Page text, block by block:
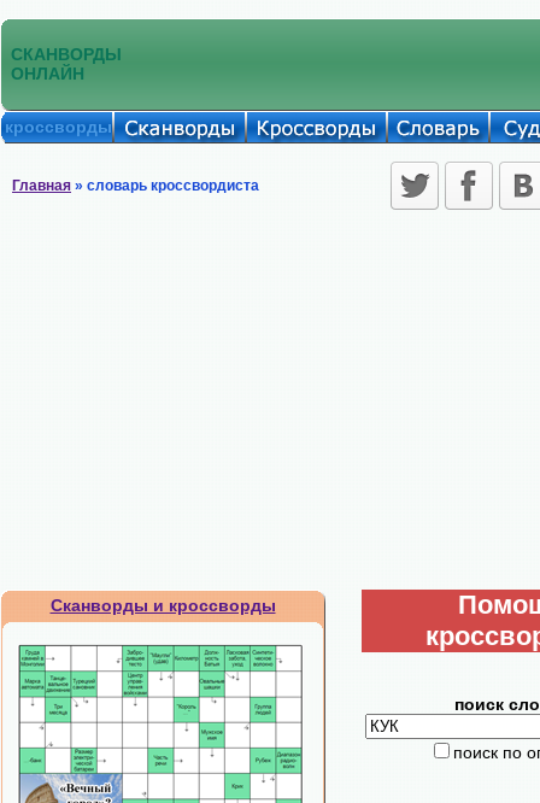
СКАНВОРДЫ
ОНЛАЙН
кроссворды
Главная » словарь кроссвордиста
Сканворды и кроссворды
поиск
поиск по